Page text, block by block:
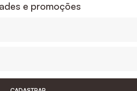
e promoções